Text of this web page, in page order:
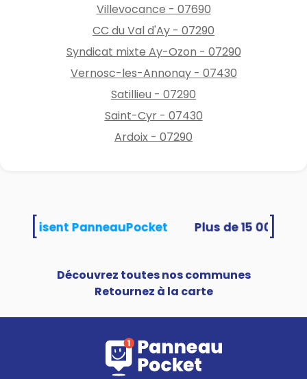
Villevocance - 07690
CC du Val d'Ay - 07290
Syndicat mixte Ay-Ozon - 07290
Vernosc-les-Annonay - 07430
Satillieu - 07290
Saint-Cyr - 07430
Ardoix - 07290
utilisent PanneauPocket
Découvrez toutes nos communes
Retournez à la carte